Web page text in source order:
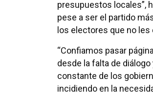
presupuestos locales”,
pese a ser el partido
los electores que no
“Confiamos pasar
desde la falta de
constante de los
incidiendo en la